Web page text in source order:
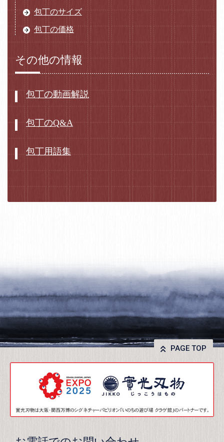
包丁のサイズ
包丁の価格
その他の情報
包丁の動画解説
包丁のQ&A
包丁用語集
PAGE TOP